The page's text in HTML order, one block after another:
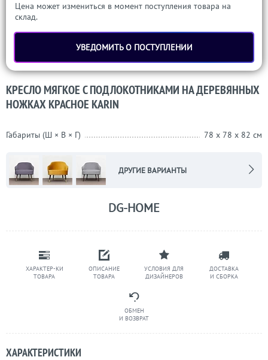
ХАРАКТЕР-КИ
ТОВАРА
ОПИСАНИЕ
ТОВАРА
УСЛОВИЯ ДЛЯ
ДИЗАЙНЕРОВ
ДОСТАВКА
И СБОРКА
ОБМЕН
И ВОЗВРАТ
Цена может измениться в момент поступления товара на
склад.
УВЕДОМИТЬ О ПОСТУПЛЕНИИ
КРЕСЛО МЯГКОЕ С ПОДЛОКОТНИКАМИ НА ДЕРЕВЯННЫХ
НОЖКАХ КРАСНОЕ KARIN
Габариты (Ш × В × Г) 78 x 78 x 82 см
ДРУГИЕ ВАРИАНТЫ
DG-HOME
ХАРАКТЕРИСТИКИ